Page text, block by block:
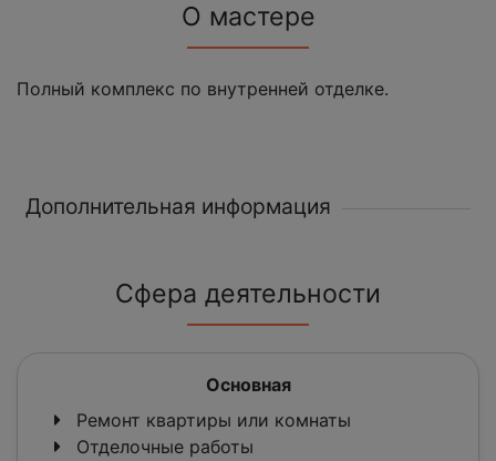
О мастере
Полный комплекс по внутренней отделке.
Дополнительная информация
Сфера деятельности
Основная
Ремонт квартиры или комнаты
Отделочные работы